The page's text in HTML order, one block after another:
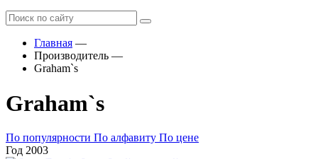
Главная —
Производитель —
Graham`s
Graham`s
По популярности По алфавиту По цене
Год 2003